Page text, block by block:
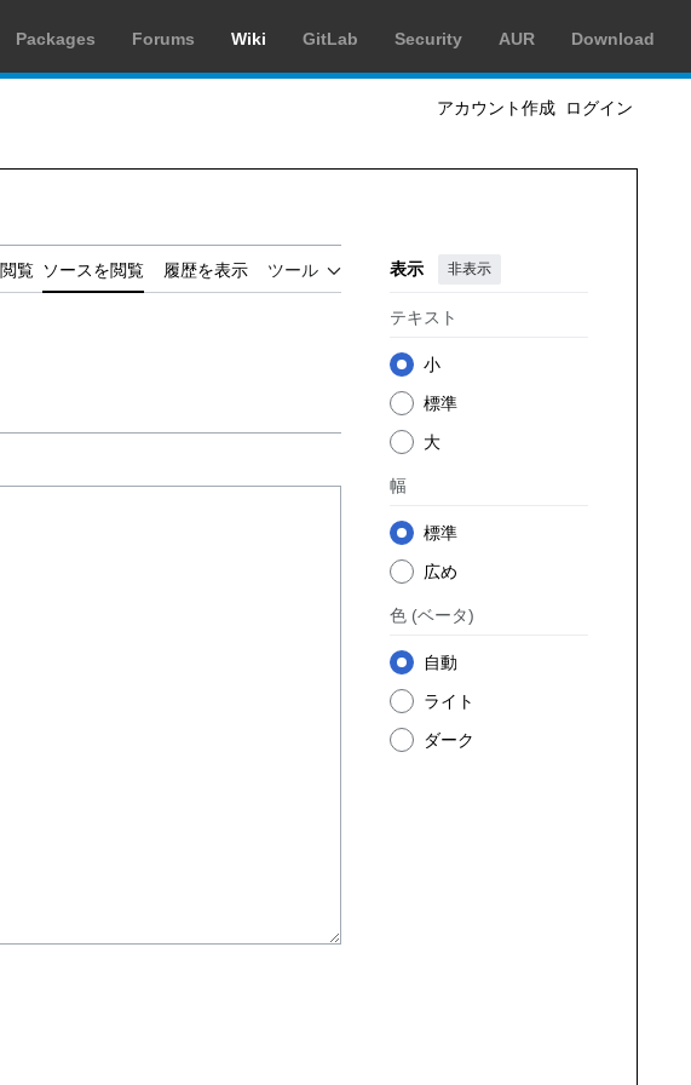
Packages Forums Wiki GitLab Security AUR Download
アカウント作成 ログイン
閲覧 ソースを閲覧 履歴を表示 ツール 表示 非表示
テキスト
小
標準
大
幅
標準
広め
色 (ベータ)
自動
ライト
ダーク